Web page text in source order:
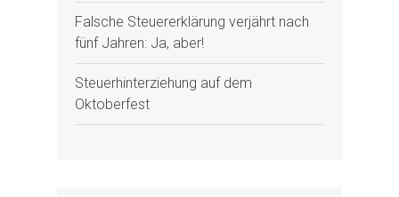
Falsche Steuererklärung verjährt nach
fünf Jahren: Ja, aber!
Steuerhinterziehung auf dem
Oktoberfest